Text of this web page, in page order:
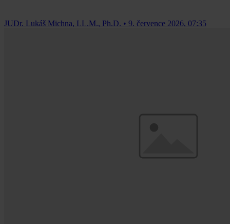
JUDr. Lukáš Michna, LL.M., Ph.D. • 9. července 2026, 07:35